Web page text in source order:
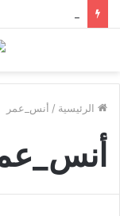
الرئيسية / أنس_عمر